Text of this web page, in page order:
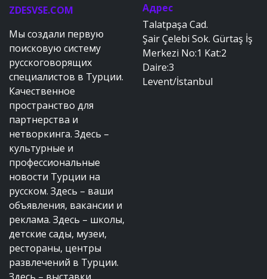
ZDESVSE.COM
Мы создали первую
поисковую систему
русскоговорящих
специалистов в Турции.
Качественное
пространство для
партнерства и
нетворкинга. Здесь –
культурные и
профессиональные
новости Турции на
русском. Здесь – ваши
объявления, вакансии и
реклама. Здесь – школы,
детские сады, музеи,
рестораны, центры
развлечений в Турции.
Адрес
Talatpaşa Cad.
Şair Çelebi Sok. Gürtaş İş
Merkezi No:1 Kat:2
Daire:3
Levent/İstanbul